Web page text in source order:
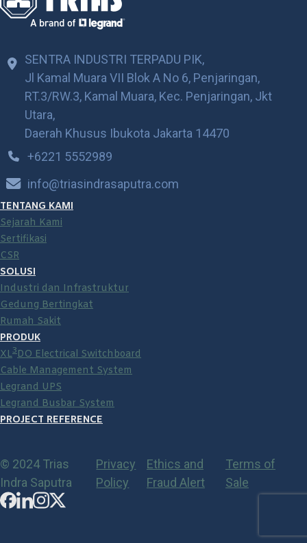
SENTRA INDUSTRI TERPADU PIK,
Jl Kamal Muara VII Blok A No 6, Penjaringan,
RT.3/RW.3, Kamal Muara, Kec. Penjaringan, Jkt
Utara,
Daerah Khusus Ibukota Jakarta 14470
+6221 5552989
info@triasindrasaputra.com
TENTANG KAMI
Sejarah Kami
Sertifikasi
CSR
SOLUSI
Industri dan Infrastruktur
Gedung Bertingkat
Rumah Sakit
PRODUK
XL3DO Electrical Switchboard
Cable Management System
Legrand UPS
Legrand Busbar System
PROJECT REFERENCE
© 2024 Trias
Indra Saputra
Privacy
Policy
Ethics and
Fraud Alert
Terms of
Sale